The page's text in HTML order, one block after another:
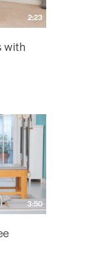
2:23
with
3:50